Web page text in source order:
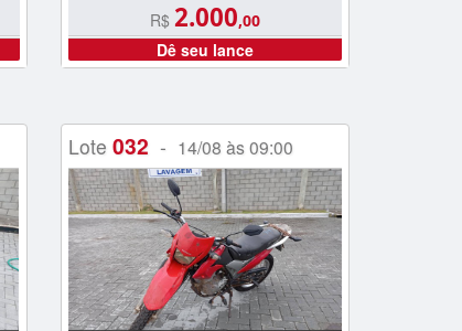
R$ 2.000,00
Dê seu lance
Lote 032 - 14/08 às 09:00